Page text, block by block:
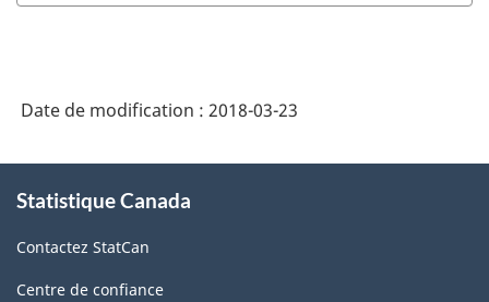
industries
l'Amérique
du
Nord
(SCIAN)
Date de modification : 2018-03-23
propos
ce
site
Statistique Canada
Contactez StatCan
Centre de confiance